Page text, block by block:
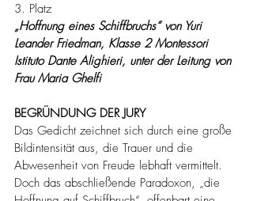
3. Platz
„Hoffnung eines Schiffbruchs“ von Yuri
Leander Friedman, Klasse 2 Montessori
Istituto Dante Alighieri, unter der Leitung von
Frau Maria Ghelfi
BEGRÜNDUNG DER JURY
Das Gedicht zeichnet sich durch eine große
Bildintensität aus, die Trauer und die
Abwesenheit von Freude lebhaft vermittelt.
Doch das abschließende Paradoxon, „die